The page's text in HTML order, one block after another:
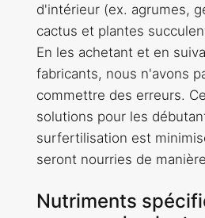
d'intérieur (ex. agrumes,
cactus et plantes
En les achetant et en
fabricants, nous n'avons
commettre des erreurs.
solutions pour les
surfertilisation est
seront nourries de
Nutriments